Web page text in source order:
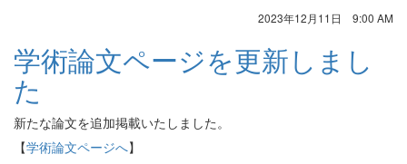
2023年12月11日 9:00 AM
学術論文ページを更新しまし
た
新たな論文を追加掲載いたしました。
【学術論文ページへ】